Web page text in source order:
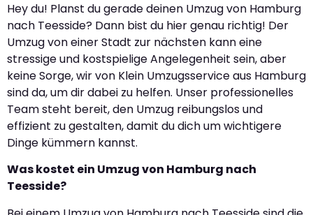
Hey du! Planst du gerade deinen Umzug von Hamburg
nach Teesside? Dann bist du hier genau richtig! Der
Umzug von einer Stadt zur nächsten kann eine
stressige und kostspielige Angelegenheit sein, aber
keine Sorge, wir von Klein Umzugsservice aus Hamburg
sind da, um dir dabei zu helfen. Unser professionelles
Team steht bereit, den Umzug reibungslos und
effizient zu gestalten, damit du dich um wichtigere
Dinge kümmern kannst.
Was kostet ein Umzug von Hamburg nach
Teesside?